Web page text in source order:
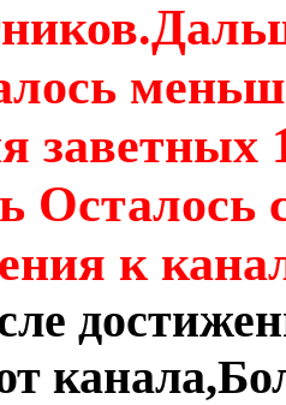
заветных
Осталось
к